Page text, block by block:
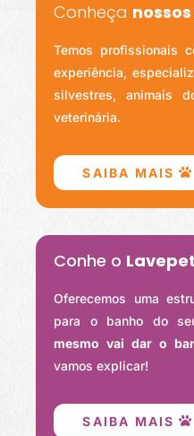
Conheça
Temos profissionais
experiência,
silvestres, animais
veterinária.
SAIBA MAIS
Conhe o Lavepet
Oferecemos uma
para o banho do
mesmo vai dar o
vamos explicar!
SAIBA MAIS